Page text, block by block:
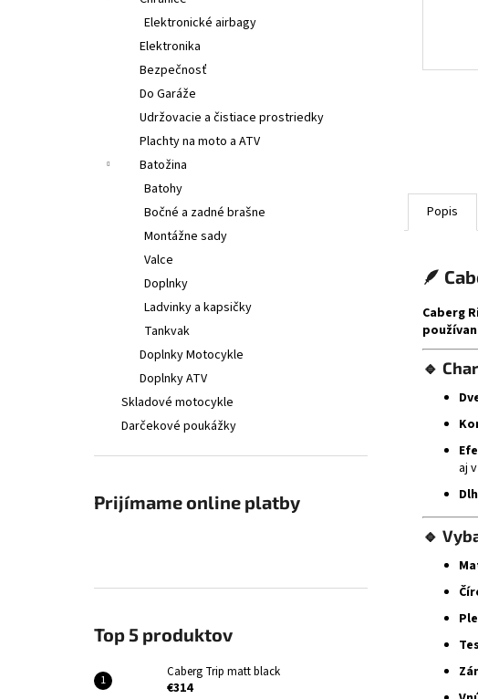
Elektronické airbagy
Elektronika
Bezpečnosť
Do Garáže
Udržovacie a čistiace prostriedky
Plachty na moto a ATV
Batožina
Batohy
Bočné a zadné brašne
Montážne sady
Valce
Doplnky
Ladvinky a kapsičky
Tankvak
Doplnky Motocykle
Doplnky ATV
Skladové motocykle
Darčekové poukážky
Prijímame online platby
Top 5 produktov
Caberg Trip matt black
€314
Popis
🪶
Caberg
🔹
aj
🔹